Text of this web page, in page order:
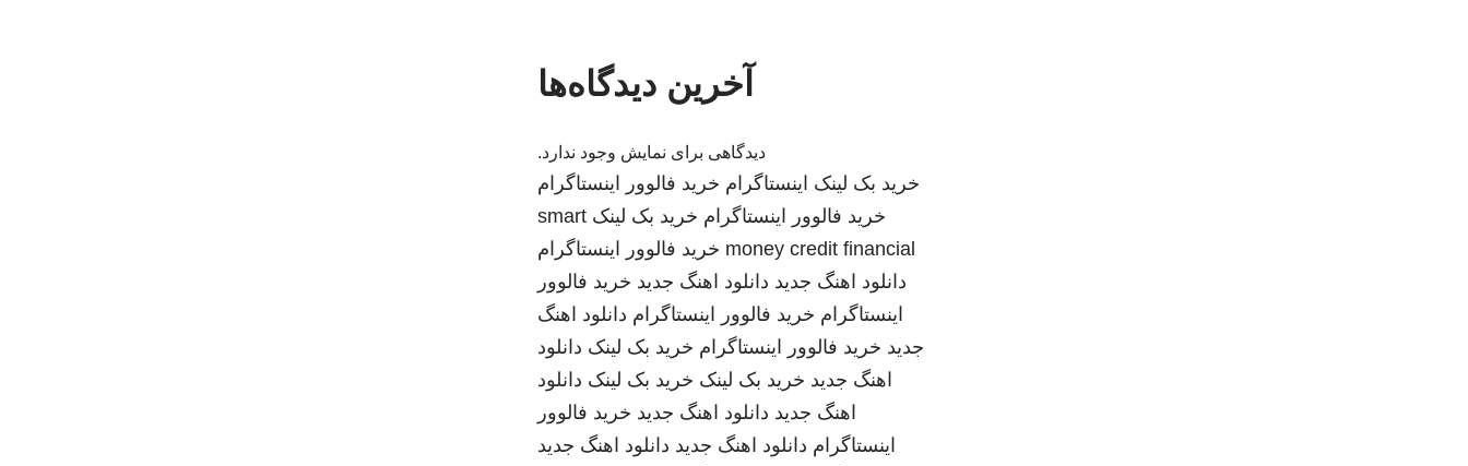
آخرین دیدگاه‌ها
دیدگاهی برای نمایش وجود ندارد.
خرید بک لینک اینستاگرام خرید فالوور اینستاگرام
خرید فالوور اینستاگرام خرید بک لینک smart
money credit financial خرید فالوور اینستاگرام
دانلود اهنگ جدید دانلود اهنگ جدید خرید فالوور
اینستاگرام خرید فالوور اینستاگرام دانلود اهنگ
جدید خرید فالوور اینستاگرام خرید بک لینک دانلود
اهنگ جدید خرید بک لینک خرید بک لینک دانلود
اهنگ جدید دانلود اهنگ جدید خرید فالوور
اینستاگرام دانلود اهنگ جدید دانلود اهنگ جدید